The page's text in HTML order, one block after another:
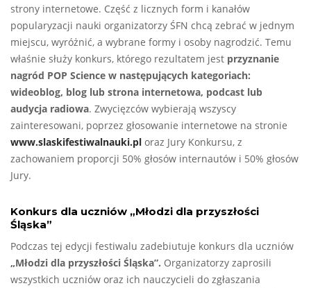
strony internetowe. Część z licznych form i kanałów
popularyzacji nauki organizatorzy ŚFN chcą zebrać w jednym
miejscu, wyróżnić, a wybrane formy i osoby nagrodzić. Temu
właśnie służy konkurs, którego rezultatem jest przyznanie
nagród POP Science w następujących kategoriach:
wideoblog, blog lub strona internetowa, podcast lub
audycja radiowa. Zwycięzców wybierają wszyscy
zainteresowani, poprzez głosowanie internetowe na stronie
www.slaskifestiwalnauki.pl oraz Jury Konkursu, z
zachowaniem proporcji 50% głosów internautów i 50% głosów
Jury.
Konkurs dla uczniów „Młodzi dla przyszłości
Śląska”
Podczas tej edycji festiwalu zadebiutuje konkurs dla uczniów
„Młodzi dla przyszłości Śląska”. Organizatorzy zaprosili
wszystkich uczniów oraz ich nauczycieli do zgłaszania